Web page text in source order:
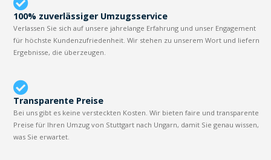
100% zuverlässiger Umzugsservice
Verlassen Sie sich auf unsere jahrelange Erfahrung und unser Engagement
für höchste Kundenzufriedenheit. Wir stehen zu unserem Wort und liefern
Ergebnisse, die überzeugen.
Transparente Preise
Bei uns gibt es keine versteckten Kosten. Wir bieten faire und transparente
Preise für Ihren Umzug von Stuttgart nach Ungarn, damit Sie genau wissen,
was Sie erwartet.